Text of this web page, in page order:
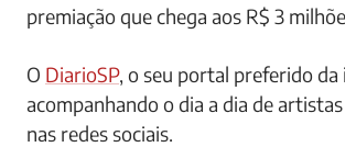
premiação que chega aos R$ 3
O DiarioSP, o seu portal preferido
acompanhando o dia a dia de
nas redes sociais.